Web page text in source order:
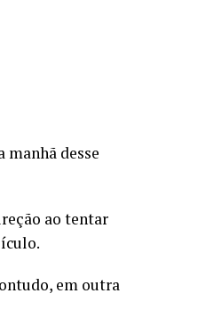
manhã desse
ao tentar
em outra